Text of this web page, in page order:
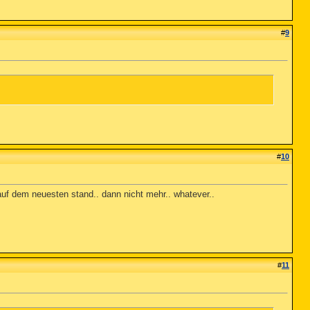
#9
#10
dem neuesten stand.. dann nicht mehr.. whatever..
#11